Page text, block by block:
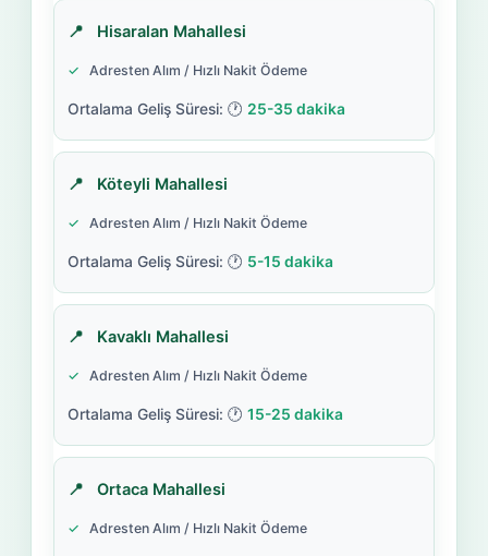
Hisaralan Mahallesi
Adresten Alım / Hızlı Nakit Ödeme
25-35 dakika
Köteyli Mahallesi
Adresten Alım / Hızlı Nakit Ödeme
5-15 dakika
Kavaklı Mahallesi
Adresten Alım / Hızlı Nakit Ödeme
15-25 dakika
Ortaca Mahallesi
Adresten Alım / Hızlı Nakit Ödeme